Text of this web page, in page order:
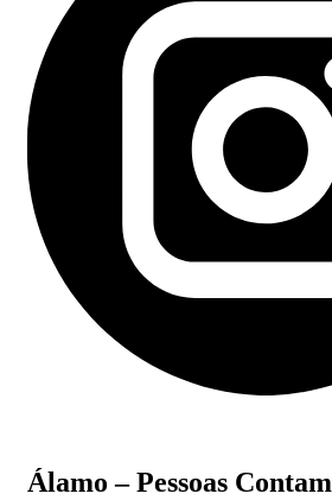
Álamo – Pessoas Contam